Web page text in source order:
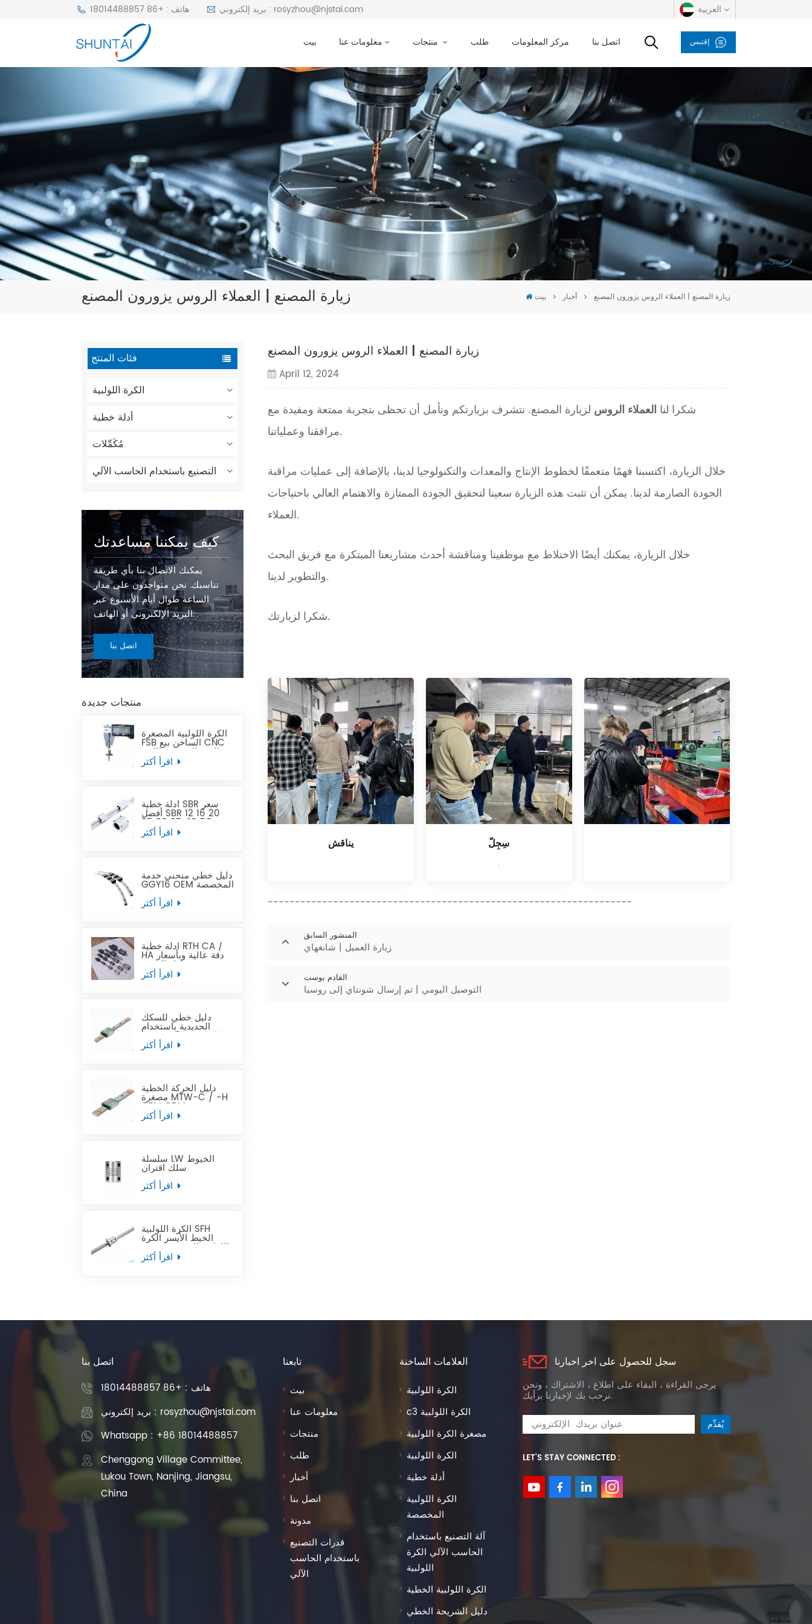
هاتف : +86 18014488857 بريد إلكتروني : rosyzhou@njstai.com العربية
español
العربية
Deutsch
italiano
français
Indonesia
Tiếng Việt
بيت معلومات عنا طلب مركز المعلومات اتصل بنا إقتبس
زيارة المصنع | العملاء الروس يزورون المصنع بيت أخبار زيارة المصنع | العملاء الروس يزورون المصنع
فئات المنتج
الكرة اللولبية
أدلة خطية
مُكَمِّلات
التصنيع باستخدام الحاسب الآلي
كيف يمكننا مساعدتك
يمكنك الاتصال بنا بأي طريقة
تناسبك. نحن متواجدون على مدار
الساعة طوال أيام الأسبوع عبر
البريد الإلكتروني أو الهاتف.
اتصل بنا
منتجات جديدة
الكرة اللولبية المصغرة
FSB الساخن بيع CNC
الدقة المصغرة الكرة
الرصاص المسمار يمكن
أدلة خطية SBR سعر
أفضل SBR 12 16 20
25 30 35 40 50
قضيب توجيه خطي
دليل خطي منحني خدمة
GGY16 OEM المخصصة
المقدمة ، دليل خطي
منحني CNC أدلة خطية
منحنية
أدلة خطية RTH CA /
HA دقة عالية وبأسعار
في متناول الجميع
دليل خطي للسكك
الحديدية باستخدام
الحاسب الآلي مصغر
MTN-C / -H OEM
ODM
دليل الحركة الخطية
مصغرة MTW-C / -H
OEM ODM
سلسلة LW الخيوط
سلك اقتران
الكرة اللولبية SFH
الخيط الأيسر الكرة
اللولبية المستخدمة في
أدوات آلة التصنيع
باستخدام الحاسب الآلي
زيارة المصنع | العملاء الروس يزورون المصنع
April 12, 2024
شكرا لنا العملاء الروس لزيارة المصنع. نتشرف بزيارتكم ونأمل أن تحظى بتجربة ممتعة ومفيدة مع
مرافقنا وعملياتنا.
خلال الزيارة، اكتسبنا فهمًا متعمقًا لخطوط الإنتاج والمعدات والتكنولوجيا لدينا، بالإضافة إلى عمليات مراقبة
الجودة الصارمة لدينا. يمكن أن تثبت هذه الزيارة سعينا لتحقيق الجودة الممتازة والاهتمام العالي باحتياجات
العملاء.
خلال الزيارة، يمكنك أيضًا الاختلاط مع موظفينا ومناقشة أحدث مشاريعنا المبتكرة مع فريق البحث
والتطوير لدينا.
شكرا لزيارتك.
يناقش سِجِلّ
.
-------------------------------------------------------------------
المنشور السابق
زيارة العميل | شانغهاي
القادم بوست
التوصيل اليومي | تم إرسال شونتاي إلى روسيا
اتصل بنا
هاتف : +86 18014488857
بريد إلكتروني : rosyzhou@njstai.com
Whatsapp : +86 18014488857
Chenggong Village Committee,
Lukou Town, Nanjing, Jiangsu,
China
تابعنا
بيت
معلومات عنا
منتجات
طلب
أخبار
اتصل بنا
مدونة
قدرات التصنيع
باستخدام الحاسب
الآلي
العلامات الساخنة
الكرة اللولبية
c3 الكرة اللولبية
مصغرة الكرة اللولبية
الكرة اللولبية
أدلة خطية
الكرة اللولبية
المخصصة
آلة التصنيع باستخدام
الحاسب الآلي الكرة
اللولبية
الكرة اللولبية الخطية
دليل الشريحة الخطي
سجل للحصول على اخر اخبارنا
يرجى القراءة ، البقاء على اطلاع ، الاشتراك ، ونحن
نرحب بك لإخبارنا برأيك.
LET’S STAY CONNECTED :